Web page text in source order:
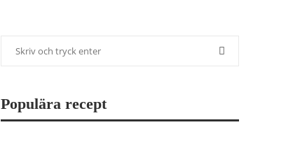
Populära recept